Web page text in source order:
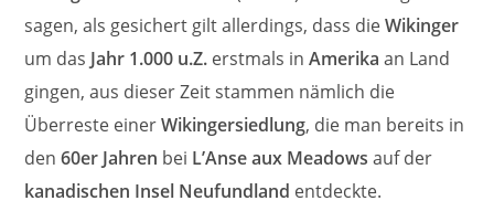
sagen, als gesichert gilt allerdings, dass dieWikinger
um das Jahr 1.000 u.Z. erstmals inAmerika an Land
gingen, aus dieser Zeit stammen nämlich die
Überreste einerWikingersiedlung, die man bereits in
den60er Jahren bei L’Anse aux Meadows auf der
kanadischen Insel Neufundland entdeckte.